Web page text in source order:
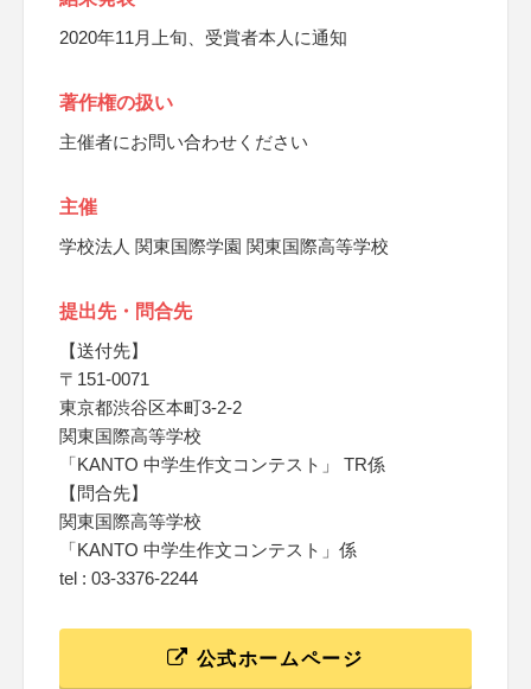
2020年11月上旬、受賞者本人に通知
著作権の扱い
主催者にお問い合わせください
主催
学校法人 関東国際学園 関東国際高等学校
提出先・問合先
【送付先】
〒151-0071
東京都渋谷区本町3-2-2
関東国際高等学校
「KANTO 中学生作文コンテスト」 TR係
【問合先】
関東国際高等学校
「KANTO 中学生作文コンテスト」係
tel : 03-3376-2244
公式ホームページ